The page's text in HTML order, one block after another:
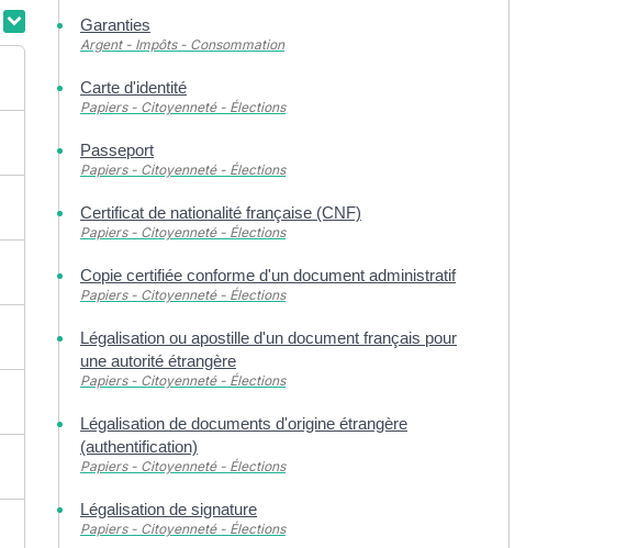
Garanties
Argent - Impôts - Consommation
Carte d'identité
Papiers - Citoyenneté - Élections
Passeport
Papiers - Citoyenneté - Élections
Certificat de nationalité française (CNF)
Papiers - Citoyenneté - Élections
Copie certifiée conforme d'un document administratif
Papiers - Citoyenneté - Élections
Légalisation ou apostille d'un document français pour
une autorité étrangère
Papiers - Citoyenneté - Élections
Légalisation de documents d'origine étrangère
(authentification)
Papiers - Citoyenneté - Élections
Légalisation de signature
Papiers - Citoyenneté - Élections